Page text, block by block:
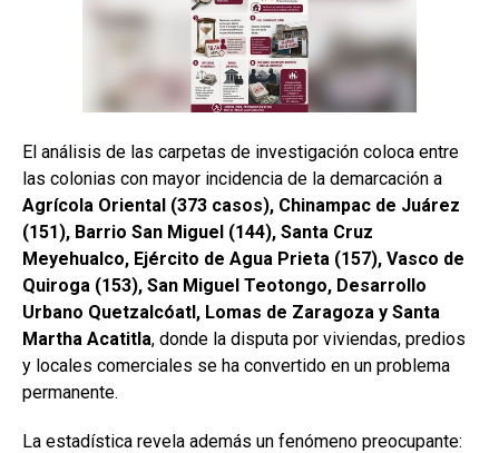
El análisis de las carpetas de investigación coloca entre
las colonias con mayor incidencia de la demarcación a
Agrícola Oriental (373 casos), Chinampac de Juárez
(151), Barrio San Miguel (144), Santa Cruz
Meyehualco, Ejército de Agua Prieta (157), Vasco de
Quiroga (153), San Miguel Teotongo, Desarrollo
Urbano Quetzalcóatl, Lomas de Zaragoza y Santa
Martha Acatitla, donde la disputa por viviendas, predios
y locales comerciales se ha convertido en un problema
permanente.
La estadística revela además un fenómeno preocupante: